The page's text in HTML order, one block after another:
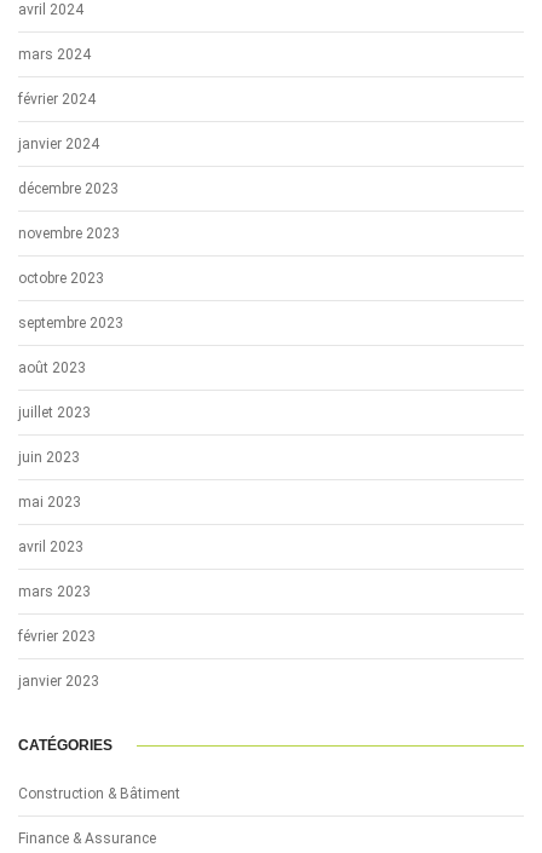
avril 2024
mars 2024
février 2024
janvier 2024
décembre 2023
novembre 2023
octobre 2023
septembre 2023
août 2023
juillet 2023
juin 2023
mai 2023
avril 2023
mars 2023
février 2023
janvier 2023
CATÉGORIES
Construction & Bâtiment
Finance & Assurance